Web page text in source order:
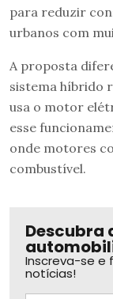
para reduzir
urbanos com
A proposta
sistema híbrido
usa o motor
esse
onde motores
combustível.
Descubra
Inscreva-se e
notícias!